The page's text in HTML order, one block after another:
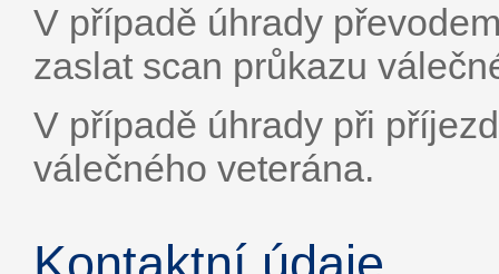
V případě úhrady
zaslat scan průkazu
V případě úhrady při
válečného veterána.